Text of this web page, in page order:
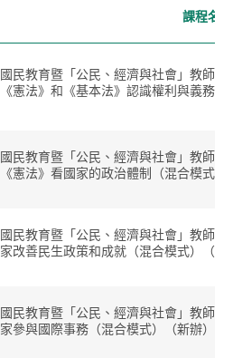
課程名稱
國民教育暨「公民、經濟與社會」教師
《憲法》和《基本法》認識權利與義務
國民教育暨「公民、經濟與社會」教師
《憲法》看國家的政治體制（混合模式）
國民教育暨「公民、經濟與社會」教師
家改善民生政策和成就（混合模式）（新
國民教育暨「公民、經濟與社會」教師
家參與國際事務（混合模式）（新辦）